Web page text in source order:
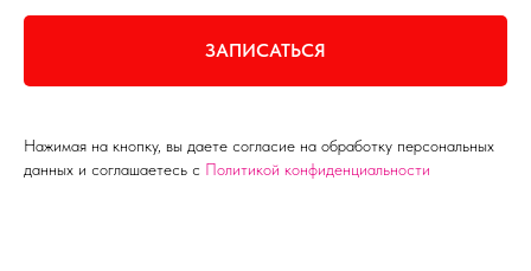
ЗАПИСАТЬСЯ
Нажимая на кнопку, вы даете согласие на обработку персональных
данных и соглашаетесь c Политикой конфиденциальности